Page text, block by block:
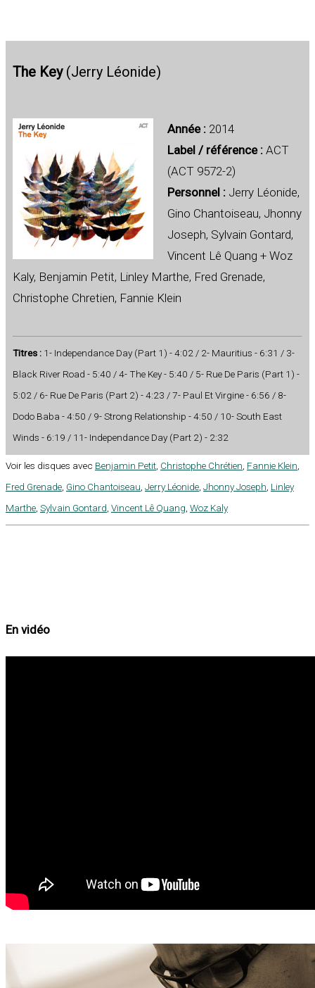
The Key(Jerry Léonide)
Année : 2014
Label / référence : ACT
(ACT 9572-2)
Personnel : Jerry Léonide,
Gino Chantoiseau, Jhonny
Joseph, Sylvain Gontard,
Vincent Lê Quang + Woz
Kaly, Benjamin Petit, Linley Marthe, Fred Grenade,
Christophe Chretien, Fannie Klein
Titres : 1- Independance Day (Part 1) - 4:02 / 2- Mauritius - 6:31 / 3-
Black River Road - 5:40 / 4- The Key - 5:40 / 5- Rue De Paris (Part 1) -
5:02 / 6- Rue De Paris (Part 2) - 4:23 / 7- Paul Et Virgine - 6:56 / 8-
Dodo Baba - 4:50 / 9- Strong Relationship - 4:50 / 10- South East
Winds - 6:19 / 11- Independance Day (Part 2) - 2:32
Voir les disques avec Benjamin Petit Christophe Chrétien Fannie Klein
Fred Grenade Gino Chantoiseau Jerry Léonide Jhonny Joseph Linley
Marthe Sylvain Gontard Vincent Lê Quang Woz Kaly
En vidéo